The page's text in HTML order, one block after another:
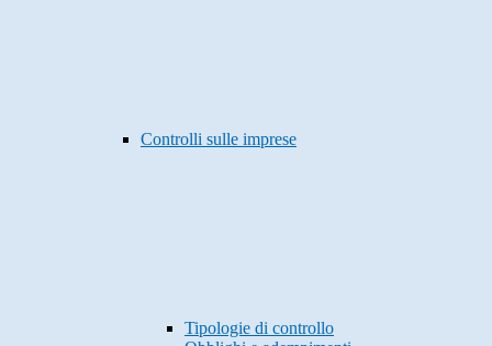
Controlli sulle imprese
Tipologie di controllo